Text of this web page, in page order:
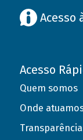
Acesso
Acesso
Quem somos
Onde
Transparência